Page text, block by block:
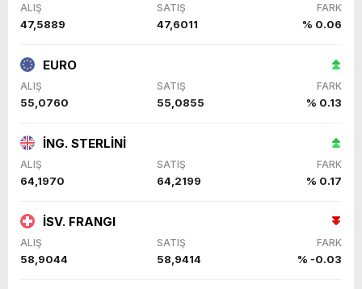
ALIŞ SATIŞ FARK
47,5889 47,6011 % 0.06
EURO
ALIŞ SATIŞ FARK
55,0760 55,0855 % 0.13
İNG. STERLİNİ
ALIŞ SATIŞ FARK
64,1970 64,2199 % 0.17
İSV. FRANGI
ALIŞ SATIŞ FARK
58,9044 58,9414 % -0.03